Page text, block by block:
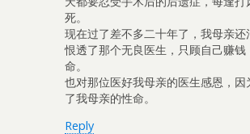
死。
现在过了差不多二十年了，我母亲
恨透了那个无良医生，只顾自己赚钱
命。
也对那位医好我母亲的医生感恩，
了我母亲的性命。
Reply